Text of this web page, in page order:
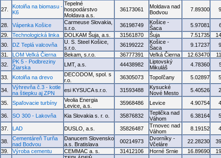
27.
Kotolňa na biomasu -
K6
Tepelné
hospodárstvo
Moldava a.s.
36173061
Moldava nad
Bodvou
7.89300
28. Vápenka Košice
Carmeuse Slovakia,
s.r.o.
36198749
Košice -
Šaca
5.97081
29.
Technologická linka DOLKAM Šuja, a.s. 31561870 Šuja 7.51735
30.
DZ Teplá valcovňa
U. S. Steel Košice,
s.r.o.
36199222
Košice -
Šaca
9.17237
31.
LOM Veľká Čierna Bekam, s.r.o. 36777391 Veľká Čierna 12.63470
32.
PK 5 - Podbreziny
Žiarska
LMT, a.s. 44438982
Liptovský
Mikuláš
4.78360
33. Kotolňa na drevo
DECODOM, spol. s
r.o.
36305073 Topoľčany 5.02897
34.
Výhrevňa č.3 - kotle
na štiepku aj ZPN
esi KYSUCA s.r.o. 31593488
Kysucké
Nové Mesto
5.40526
35. Spaľovacie turbíny
Veolia Energia
Levice, a.s.
35968486 Levice 4.90754
36. SO 300 - Lakovňa Kia Slovakia s. r. o. 35876832
Teplička nad
Váhom
6.38164
37. LAD DUSLO, a.s. 35826487
Trnovec nad
Váhom
8.19152
38.
Cementáreň Turňa
nad Bodvou
Danucem Slovensko
a.s. Bratislava
00214973
Dvorníky -
Včeláre
22.28230
39.
Výroba cementu CEMMAC a. s. 31412106 Horné Srnie 16.89690